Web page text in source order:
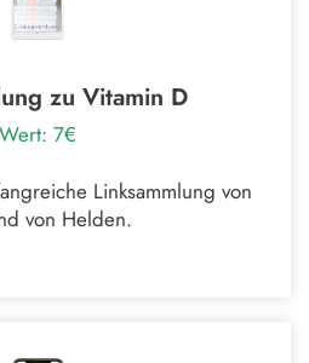
zu Vitamin D
Wert: 7€
Linksammlung von
von Helden.